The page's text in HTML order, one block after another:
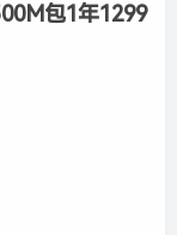
包1年1299